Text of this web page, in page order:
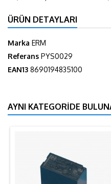
ÜRÜN DETAYLARI
Marka ERM
Referans PYS0029
EAN13 8690194835100
AYNI KATEGORIDE